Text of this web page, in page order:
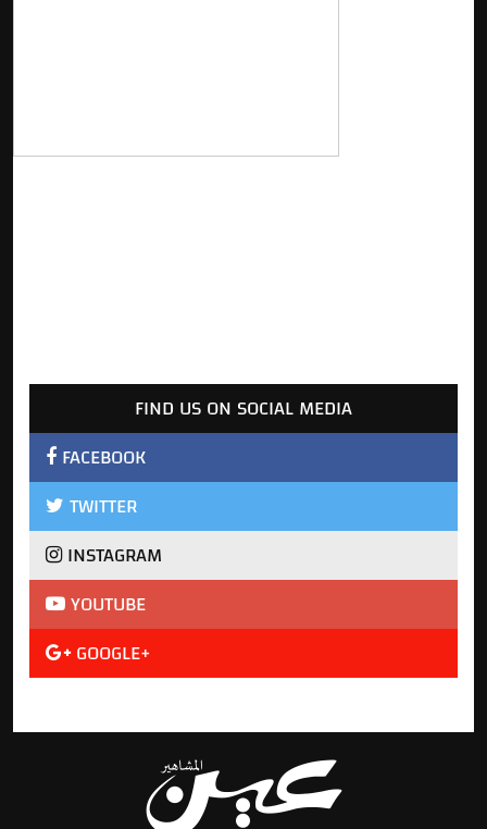
FIND US ON SOCIAL MEDIA
FACEBOOK
TWITTER
INSTAGRAM
YOUTUBE
GOOGLE+